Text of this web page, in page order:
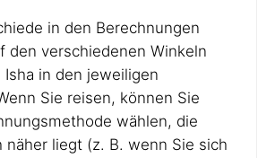
in den Berechnungen
den verschiedenen Winkeln
Isha in den jeweiligen
Sie reisen, können Sie
wählen, die
näher liegt (z. B. wenn Sie sich